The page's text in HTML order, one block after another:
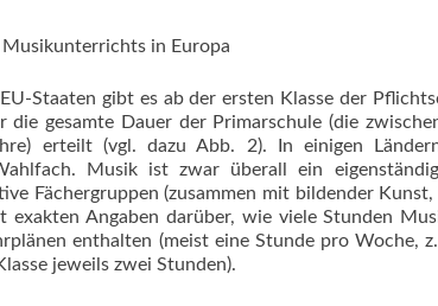
in Europa
Staaten gibt es ab der ersten Klasse der
die gesamte Dauer der Primarschule (die
erteilt (vgl. dazu Abb. 2). In einigen
Musik ist zwar überall ein
Fächergruppen (zusammen mit bildender
exakten Angaben darüber, wie viele Stunden
enthalten (meist eine Stunde pro Woche,
jeweils zwei Stunden).